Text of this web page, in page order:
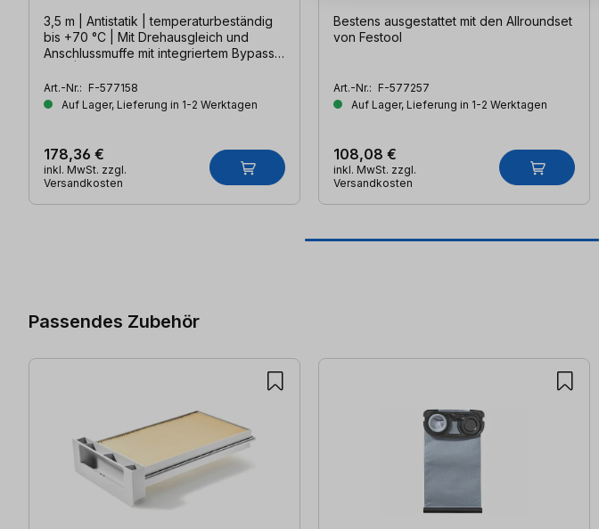
3,5 m | Antistatik | temperaturbeständig
bis +70 °C | Mit Drehausgleich und
Anschlussmuffe mit integriertem Bypass |
Art.-Nr.: F-577158
Auf Lager, Lieferung in 1-2 Werktagen
178,36 €
inkl. MwSt. zzgl.
Versandkosten
Bestens ausgestattet mit den Allroundset
von Festool
Art.-Nr.: F-577257
Auf Lager, Lieferung in 1-2 Werktagen
108,08 €
inkl. MwSt. zzgl.
Versandkosten
Passendes Zubehör